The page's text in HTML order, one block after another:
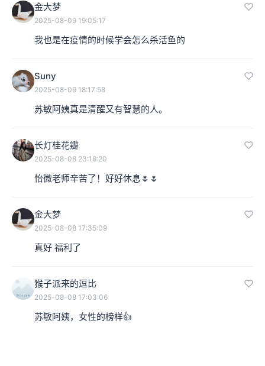
金大梦
2025-08-09 19:05:17
我也是在疫情的时候学会怎么杀活鱼的
Suny
2025-08-09 18:17:58
苏敏阿姨真是清醒又有智慧的人。
长灯桂花瓣
2025-08-08 23:18:20
怡微老师辛苦了！好好休息🌷🌷
金大梦
2025-08-08 17:35:09
真好 福利了
猴子派来的逗比
2025-08-08 17:03:06
苏敏阿姨，女性的榜样👍